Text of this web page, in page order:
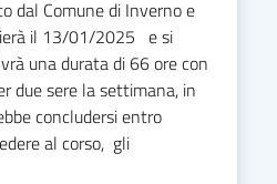
dal Comune di Inverno e
il 13/01/2025 e si
una durata di 66 ore con
due sere la settimana, in
concludersi entro
al corso, gli